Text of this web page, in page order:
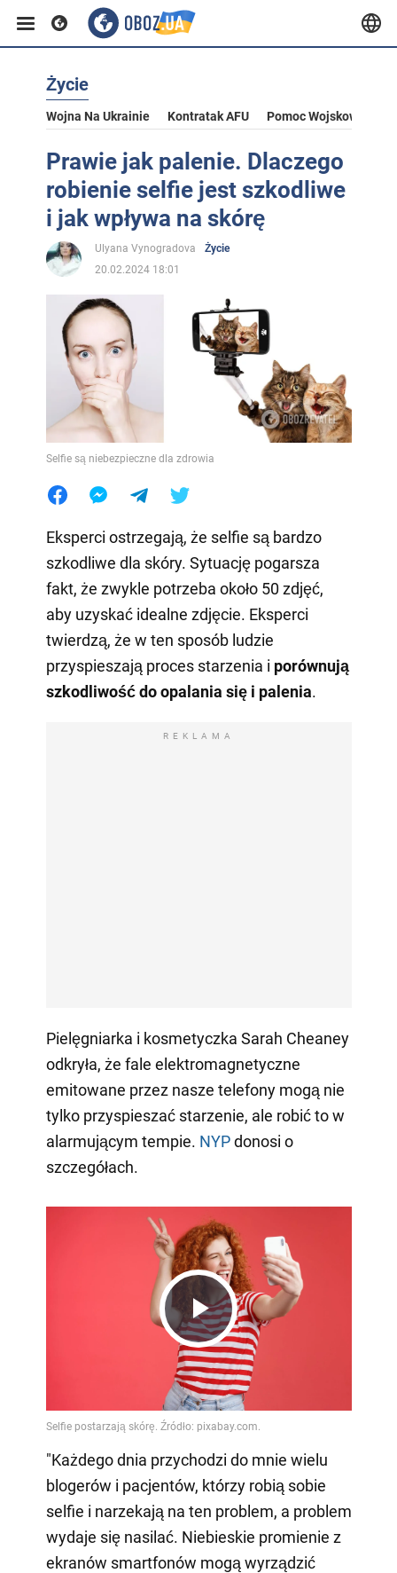
Życie
Wojna Na Ukrainie Kontratak AFU Pomoc Wojskowa Dla
Prawie jak palenie. Dlaczego
robienie selfie jest szkodliwe
i jak wpływa na skórę
Ulyana Vynogradova
Życie
20.02.2024 18:01
Selfie są niebezpieczne dla zdrowia
Eksperci ostrzegają, że selfie są bardzo
szkodliwe dla skóry. Sytuację pogarsza
fakt, że zwykle potrzeba około 50 zdjęć,
aby uzyskać idealne zdjęcie. Eksperci
twierdzą, że w ten sposób ludzie
przyspieszają proces starzenia i porównują
szkodliwość do opalania się i palenia.
REKLAMA
Pielęgniarka i kosmetyczka Sarah Cheaney
odkryła, że fale elektromagnetyczne
emitowane przez nasze telefony mogą nie
tylko przyspieszać starzenie, ale robić to w
alarmującym tempie. NYPdonosi o
szczegółach.
Play
Video
"Każdego dnia przychodzi do mnie wielu
blogerów i pacjentów, którzy robią sobie
selfie i narzekają na ten problem, a problem
wydaje się nasilać. Niebieskie promienie z
ekranów smartfonów mogą wyrządzić